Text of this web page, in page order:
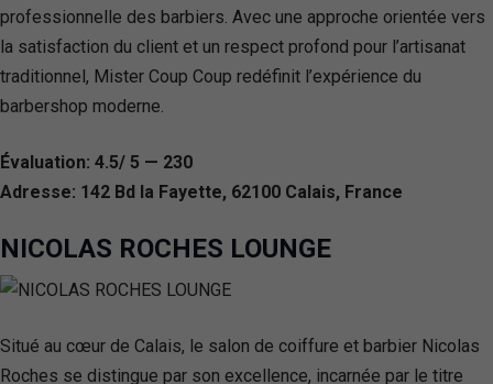
professionnelle des barbiers. Avec une approche orientée vers
la satisfaction du client et un respect profond pour l’artisanat
traditionnel, Mister Coup Coup redéfinit l’expérience du
barbershop moderne.
Évaluation: 4.5/ 5 — 230
Adresse: 142 Bd la Fayette, 62100 Calais, France
NICOLAS ROCHES LOUNGE
Situé au cœur de Calais, le salon de coiffure et barbier Nicolas
Roches se distingue par son excellence, incarnée par le titre